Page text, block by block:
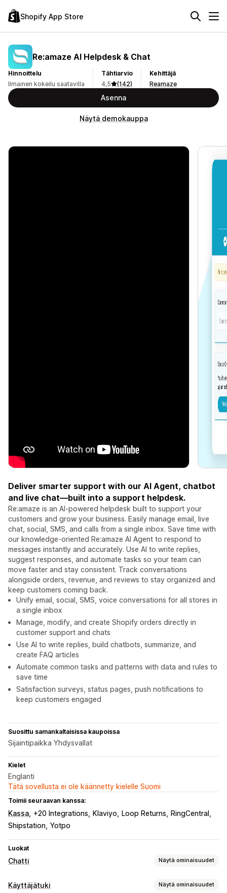
Shopify App Store
Re:amaze AI Helpdesk & Chat
Hinnoittelu
Ilmainen kokeilu saatavilla
Tähtiarvio
4,5
(142)
Kehittäjä
Reamaze
Asenna
Näytä demokauppa
Deliver smarter support with our AI Agent, chatbot
and live chat—built into a support helpdesk.
Re:amaze is an AI-powered helpdesk built to support your
customers and grow your business. Easily manage email, live
chat, social, SMS, and calls from a single inbox. Save time with
our knowledge-oriented Re:amaze AI Agent to respond to
messages instantly and accurately. Use AI to write replies,
suggest responses, and automate tasks so your team can
move faster and stay consistent. Track conversations
alongside orders, revenue, and reviews to stay organized and
keep customers coming back.
Unify email, social, SMS, voice conversations for all stores in
a single inbox
Manage, modify, and create Shopify orders directly in
customer support and chats
Use AI to write replies, build chatbots, summarize, and
create FAQ articles
Automate common tasks and patterns with data and rules to
save time
Satisfaction surveys, status pages, push notifications to
keep customers engaged
Suosittu samankaltaisissa kaupoissa
Sijaintipaikka Yhdysvallat
Kielet
Englanti
Tätä sovellusta ei ole käännetty kielelle Suomi
Toimii seuraavan kanssa:
Kassa +20 Integrations Klaviyo Loop Returns RingCentral
Shipstation Yotpo
Luokat
Chatti Näytä ominaisuudet
Reaaliaikaiset viestit
Käyttäjätuki Näytä ominaisuudet